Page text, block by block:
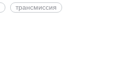
трансмиссия